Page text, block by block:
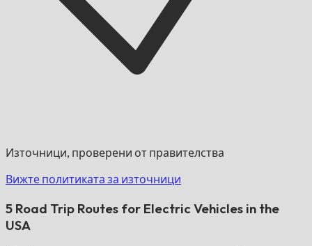
Източници, проверени от правителства
Вижте политиката за източници
5 Road Trip Routes for Electric Vehicles in the
USA